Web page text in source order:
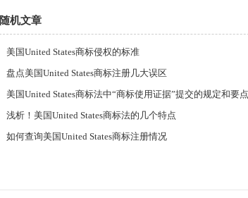
随机文章
美国United States商标侵权的标准
盘点美国United States商标注册几大误区
美国United States商标法中“商标使用证据”提交的规定和要点
浅析！美国United States商标法的几个特点
如何查询美国United States商标注册情况